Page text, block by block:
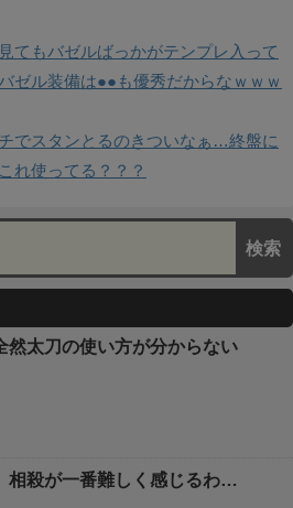
てもバゼルばっかがテンプレ入って
ゼル装備は●●も優秀だからなｗｗｗ
でスタンとるのきついなぁ…終盤に
れ使ってる？？？
然太刀の使い方が分からない
相殺が一番難しく感じるわ…